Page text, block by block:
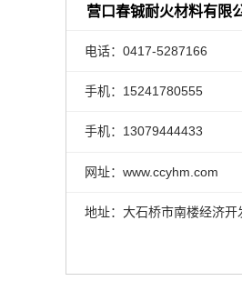
营口春铖耐火材料有限
电话：0417-5287166
手机：15241780555
手机：13079444433
网址：www.ccyhm.com
地址：大石桥市南楼经济开